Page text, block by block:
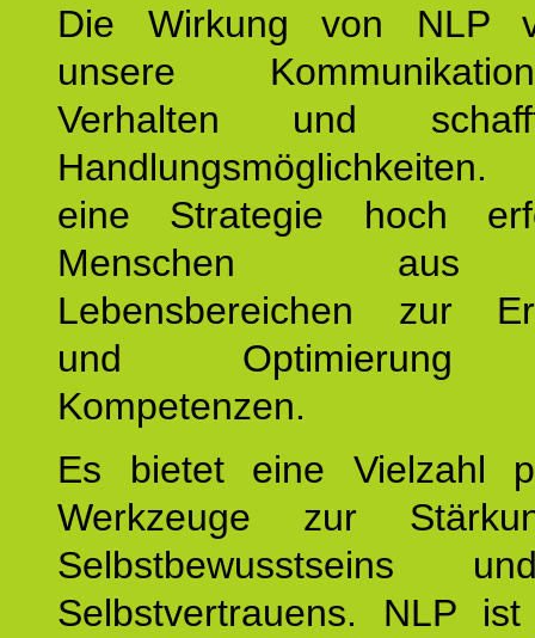
Die Wirkung von NLP
unsere
Verhalten und
eine Strategie hoch
Menschen
Lebensbereichen zur
und Optimierung
Kompetenzen.
Es bietet eine Vielzahl
Werkzeuge zur
Selbstbewusstseins
Selbstvertrauens. NLP